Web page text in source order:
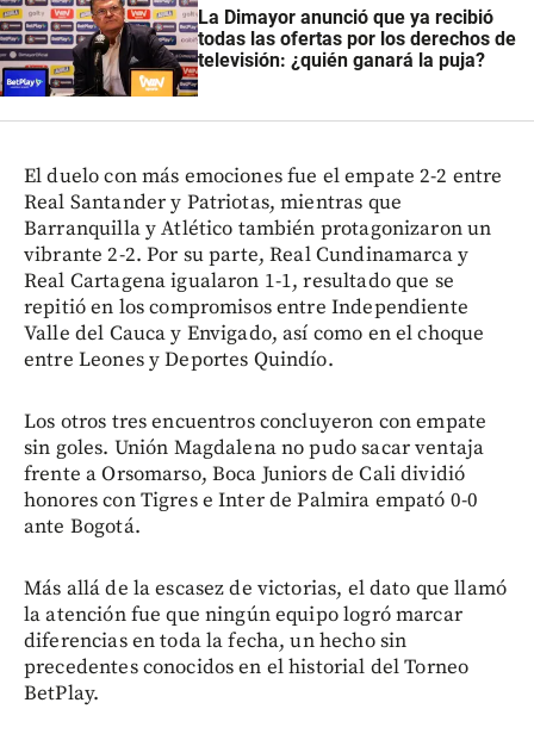
La Dimayor anunció que ya recibió
todas las ofertas por los derechos de
televisión: ¿quién ganará la puja?
El duelo con más emociones fue el empate 2-2 entre
Real Santander y Patriotas, mientras que
Barranquilla y Atlético también protagonizaron un
vibrante 2-2. Por su parte, Real Cundinamarca y
Real Cartagena igualaron 1-1, resultado que se
repitió en los compromisos entre Independiente
Valle del Cauca y Envigado, así como en el choque
entre Leones y Deportes Quindío.
Los otros tres encuentros concluyeron con empate
sin goles. Unión Magdalena no pudo sacar ventaja
frente a Orsomarso, Boca Juniors de Cali dividió
honores con Tigres e Inter de Palmira empató 0-0
ante Bogotá.
Más allá de la escasez de victorias, el dato que llamó
la atención fue que ningún equipo logró marcar
diferencias en toda la fecha, un hecho sin
precedentes conocidos en el historial del Torneo
BetPlay.